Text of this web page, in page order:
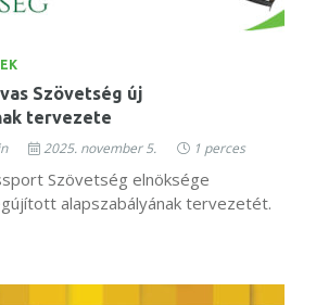
Szövetség új
tervezete
2025. november 5. 1 perces
Szövetség elnöksége
alapszabályának tervezetét.